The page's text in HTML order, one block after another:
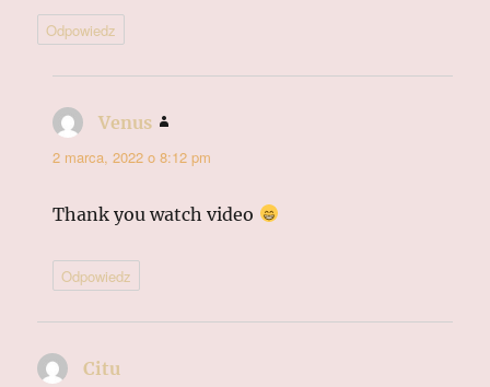
Odpowiedz
Venus
2 marca, 2022 o 8:12 pm
Thank you watch video
Odpowiedz
Citu